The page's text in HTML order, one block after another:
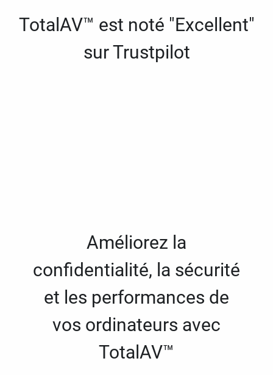
TotalAV™ est noté "Excellent"
sur Trustpilot
Améliorez la
confidentialité, la sécurité
et les performances de
vos ordinateurs avec
TotalAV™